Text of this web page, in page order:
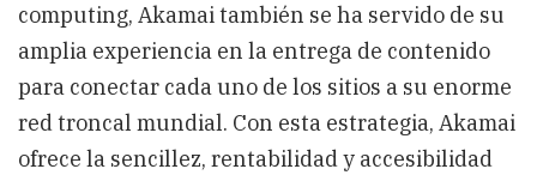
computing, Akamai también se ha servido de su
amplia experiencia en la entrega de contenido
para conectar cada uno de los sitios a su enorme
red troncal mundial. Con esta estrategia, Akamai
ofrece la sencillez, rentabilidad y accesibilidad